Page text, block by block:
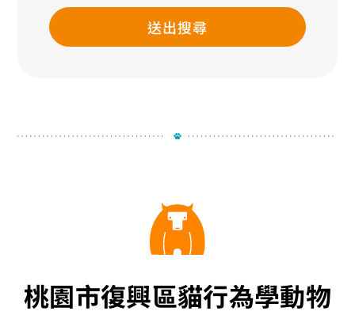
送出搜尋
桃園市復興區貓行為學動物